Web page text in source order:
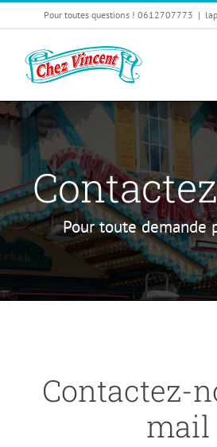
au
contenu
Pour toutes questions ! 0612707773 |
Pour toute demande
Contactez-
mail